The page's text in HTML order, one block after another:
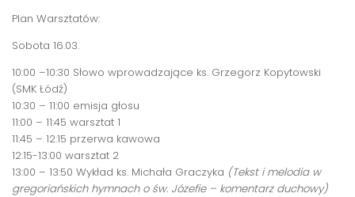
Plan Warsztatów:
Sobota 16.03.
10:00 –10:30 Słowo wprowadzające ks. Grzegorz Kopytowski
(SMK Łódź)
10:30 – 11:00 emisja głosu
11:00 – 11:45 warsztat 1
11:45 – 12:15 przerwa kawowa
12:15-13:00 warsztat 2
13:00 – 13:50 Wykład ks. Michała Graczyka (Tekst i melodia w
gregoriańskich hymnach o św. Józefie – komentarz duchowy)